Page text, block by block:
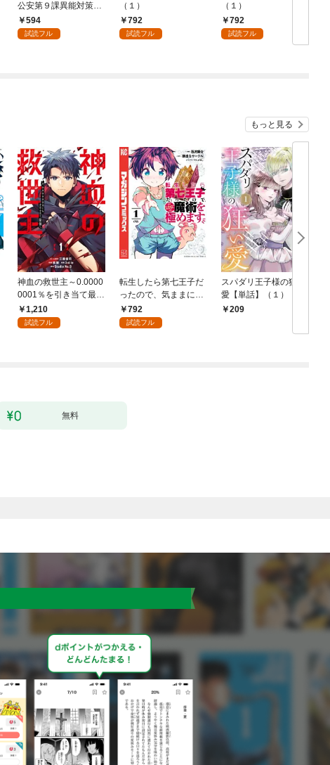
公安第９課異能対策係
（１）
594
試読フル
（１）
792
試読フル
（１）
792
試読フル
もっと見る
神血の救世主～0.0000
0001％を引き当て最強
へ～【電子書籍特典
付】（１）
1,210
試読フル
転生したら第七王子だ
ったので、気ままに魔
術を極めます（１）
792
試読フル
スパダリ王子様の狂い
愛【単話】（１）
209
無料